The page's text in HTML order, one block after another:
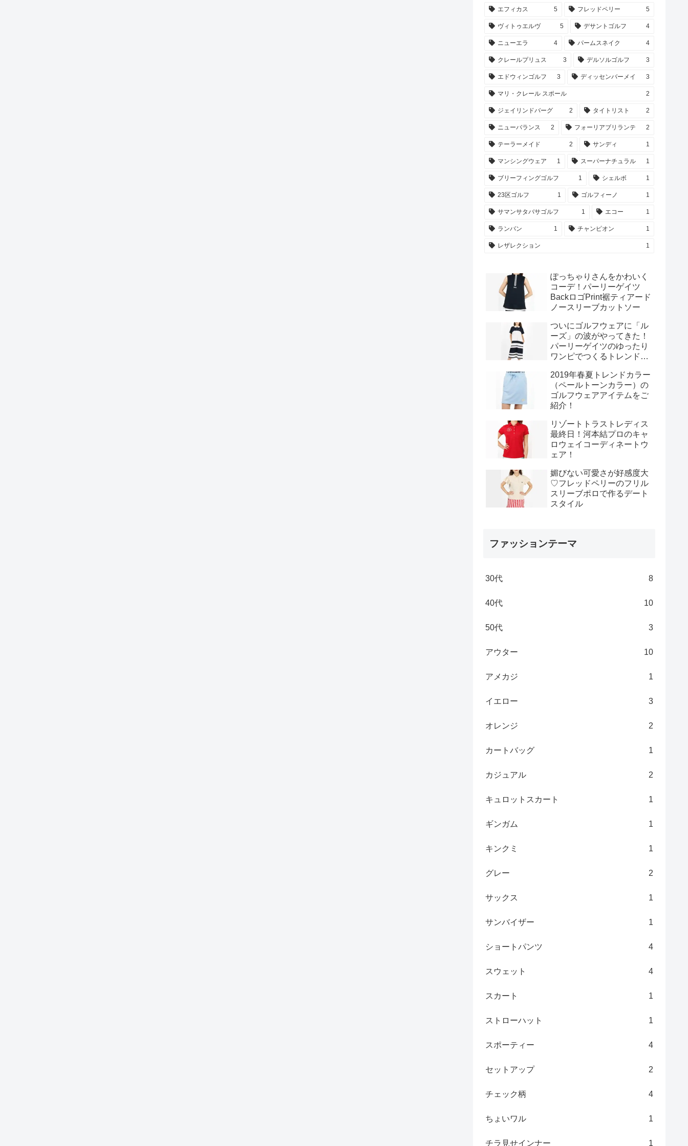
エフィカス 5 フレッドペリー 5
ヴィトゥエルヴ 5 デサントゴルフ 4
ニューエラ 4 パームスネイク 4
クレールプリュス 3 デルソルゴルフ 3
エドウィンゴルフ 3 ディッセンバーメイ 3
マリ・クレール スポール 2
ジェイリンドバーグ 2 タイトリスト 2
ニューバランス 2 フォーリアブリランテ 2
テーラーメイド 2 サンディ 1
マンシングウェア 1 スーパーナチュラル 1
ブリーフィングゴルフ 1 シェルボ 1
23区ゴルフ 1 ゴルフィーノ 1
サマンサタバサゴルフ 1 エコー 1
ランバン 1 チャンピオン 1
レザレクション 1
ぽっちゃりさんをかわいく
コーデ！パーリーゲイツ
BackロゴPrint裾ティアード
ノースリーブカットソー
ついにゴルフウェアに「ル
ーズ」の波がやってきた！
パーリーゲイツのゆったり
ワンピでつくるトレンドカ
2019年春夏トレンドカラー
（ペールトーンカラー）の
ゴルフウェアアイテムをご
紹介！
リゾートトラストレディス
最終日！河本結プロのキャ
ロウェイコーディネートウ
ェア！
媚びない可愛さが好感度大
♡フレッドペリーのフリル
スリーブポロで作るデート
スタイル
ファッションテーマ
30代 8
40代 10
50代 3
アウター 10
アメカジ 1
イエロー 3
オレンジ 2
カートバッグ 1
カジュアル 2
キュロットスカート 1
ギンガム 1
キンクミ 1
グレー 2
サックス 1
サンバイザー 1
ショートパンツ 4
スウェット 4
スカート 1
ストローハット 1
スポーティー 4
セットアップ 2
チェック柄 4
ちょいワル 1
チラ見せインナー 1